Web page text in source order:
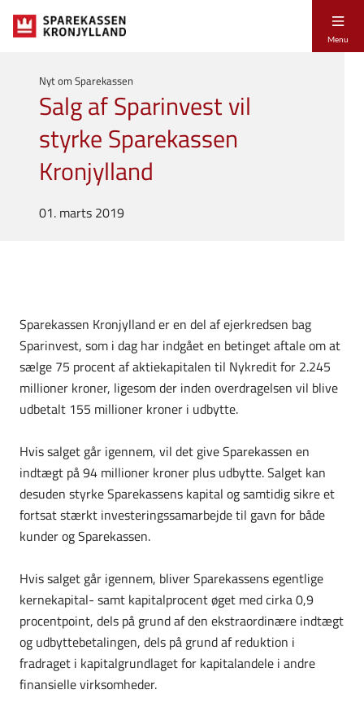
Menu
Nyt om Sparekassen
Salg af Sparinvest vil
styrke Sparekassen
Kronjylland
01. marts 2019
Sparekassen Kronjylland er en del af ejerkredsen bag
Sparinvest, som i dag har indgået en betinget aftale om at
sælge 75 procent af aktiekapitalen til Nykredit for 2.245
millioner kroner, ligesom der inden overdragelsen vil blive
udbetalt 155 millioner kroner i udbytte.
Hvis salget går igennem, vil det give Sparekassen en
indtægt på 94 millioner kroner plus udbytte. Salget kan
desuden styrke Sparekassens kapital og samtidig sikre et
fortsat stærkt investeringssamarbejde til gavn for både
kunder og Sparekassen.
Hvis salget går igennem, bliver Sparekassens egentlige
kernekapital- samt kapitalprocent øget med cirka 0,9
procentpoint, dels på grund af den ekstraordinære indtægt
og udbyttebetalingen, dels på grund af reduktion i
fradraget i kapitalgrundlaget for kapitalandele i andre
finansielle virksomheder.